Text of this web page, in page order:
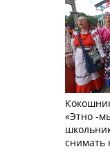
«Этно -
снимать